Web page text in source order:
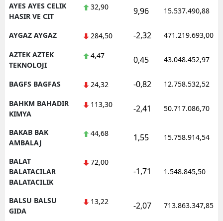
AYES AYES CELIK
HASIR VE CIT
32,90 9,96 15.537.490,88
AYGAZ AYGAZ 284,50 -2,32 471.219.693,00
AZTEK AZTEK
TEKNOLOJI
4,47 0,45 43.048.452,97
BAGFS BAGFAS 24,32 -0,82 12.758.532,52
BAHKM BAHADIR
KIMYA
113,30 -2,41 50.717.086,70
BAKAB BAK
AMBALAJ
44,68 1,55 15.758.914,54
BALAT
BALATACILAR
BALATACILIK
72,00
-1,71 1.548.845,50
BALSU BALSU
GIDA
13,22 -2,07 713.863.347,85